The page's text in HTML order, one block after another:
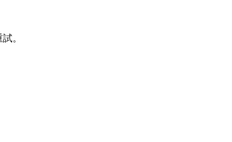
住宅所展現的奢華生活。清新雅緻的主臥套房宛如靜
的開放式套間浴室和私人陽台。其餘四間臥室均採用
中兩間臥室設有套間浴室，另有一間獨立的衛生間。
。